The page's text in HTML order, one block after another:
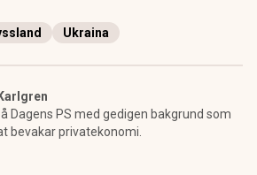
Ukraina
Dagens PS med gedigen bakgrund som
bevakar privatekonomi.